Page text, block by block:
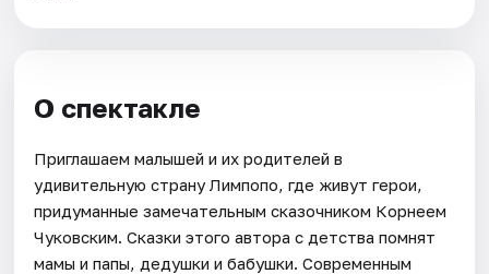
О спектакле
Приглашаем малышей и их родителей в
удивительную страну Лимпопо, где живут герои,
придуманные замечательным сказочником Корнеем
Чуковским. Сказки этого автора с детства помнят
мамы и папы, дедушки и бабушки. Современным